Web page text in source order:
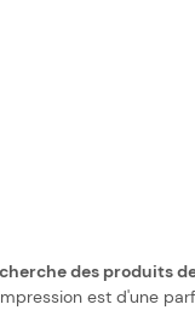
des produits
est d'une